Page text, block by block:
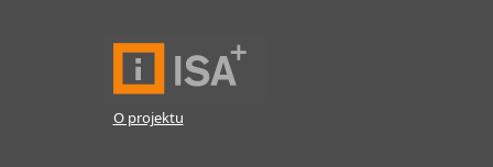
O projektu